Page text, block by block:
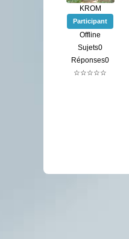
KROM
Participant
Offline
Sujets0
Réponses0
☆☆☆☆☆